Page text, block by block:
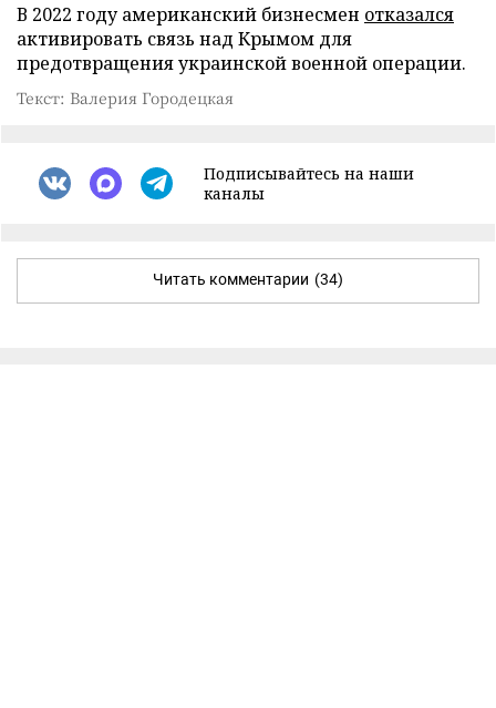
В 2022 году американский бизнесмен отказался
активировать связь над Крымом для
предотвращения украинской военной операции.
Текст: Валерия Городецкая
Подписывайтесь на наши
каналы
Читать комментарии (34)